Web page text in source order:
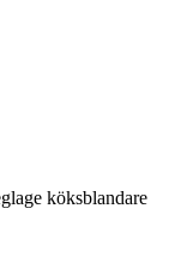
köksblandare